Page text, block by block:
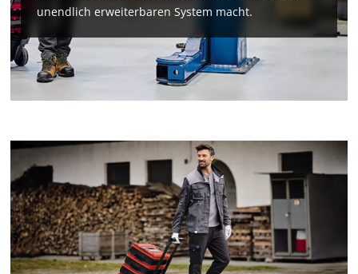
unendlich erweiterbaren System macht.